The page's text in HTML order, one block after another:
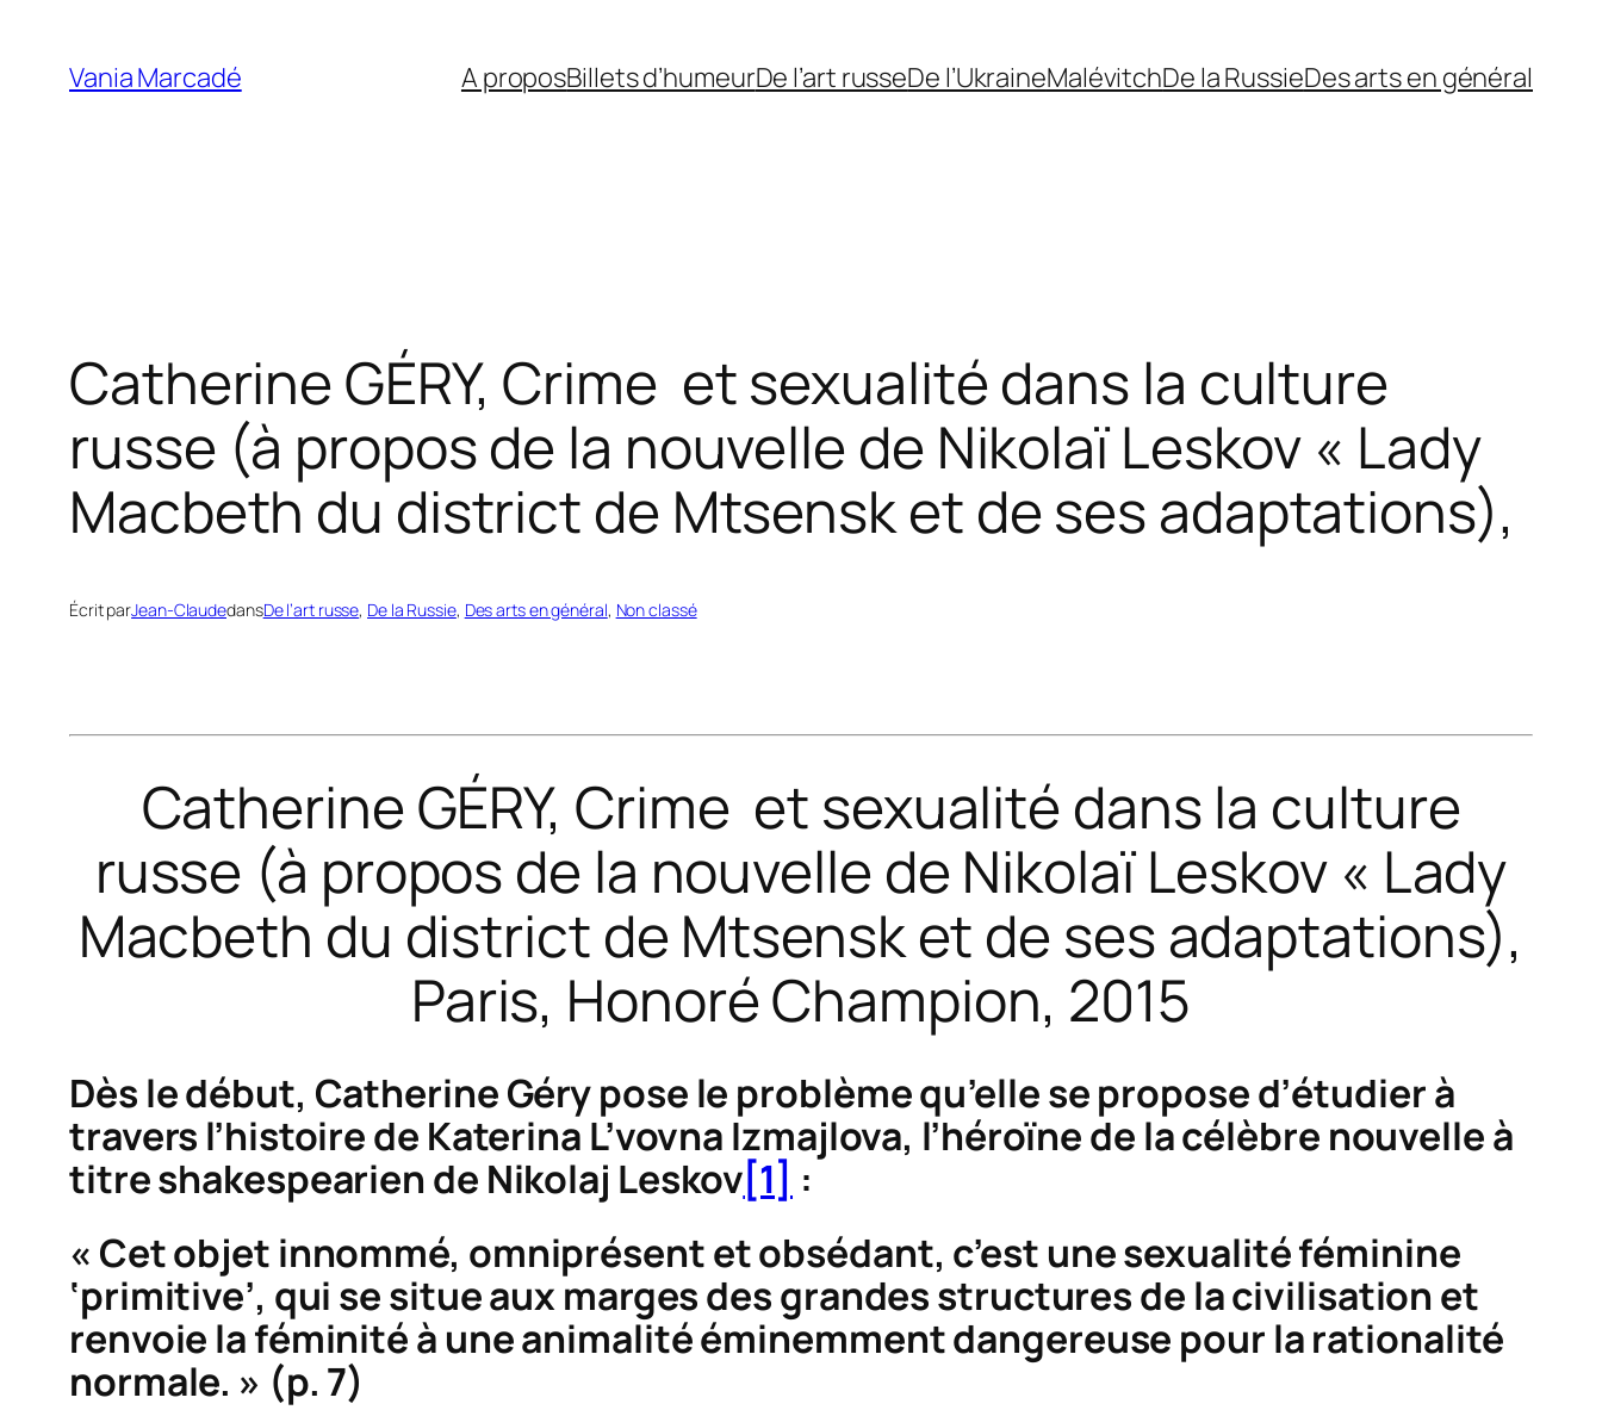
contenu
Vania Marcadé A proposBillets d’humeurDe l’art russeDe l’UkraineMalévitchDe la RussieDes arts en général
Catherine GÉRY, Crime et sexualité dans la culture
russe (à propos de la nouvelle de Nikolaï Leskov « Lady
Macbeth du district de Mtsensk et de ses adaptations),
Écrit parJean-ClaudedansDe l’art russe, De la Russie, Des arts en général, Non classé
Catherine GÉRY, Crime et sexualité dans la culture
russe (à propos de la nouvelle de Nikolaï Leskov « Lady
Macbeth du district de Mtsensk et de ses adaptations),
Paris, Honoré Champion, 2015
Dès le début, Catherine Géry pose le problème qu’elle se propose d’étudier à
travers l’histoire de Katerina L’vovna Izmajlova, l’héroïne de la célèbre nouvelle à
titre shakespearien de Nikolaj Leskov[1] :
« Cet objet innommé, omniprésent et obsédant, c’est une sexualité féminine
‘primitive’, qui se situe aux marges des grandes structures de la civilisation et
renvoie la féminité à une animalité éminemment dangereuse pour la rationalité
normale. » (p. 7)